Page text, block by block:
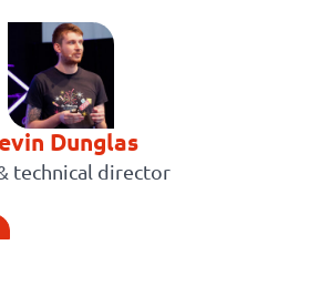
Dunglas
technical director